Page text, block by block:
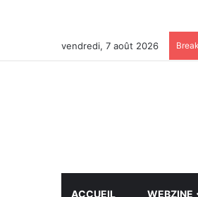
vendredi, 7 août 2026
ACCUEIL WEBZINE